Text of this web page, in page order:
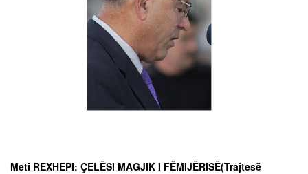
Meti REXHEPI: ÇELËSI MAGJIK I FËMIJËRISË(Trajtesë